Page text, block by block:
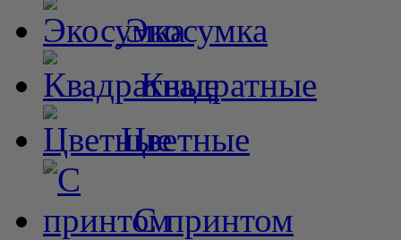
Экосумка
Квадратные
Цветные
С принтом